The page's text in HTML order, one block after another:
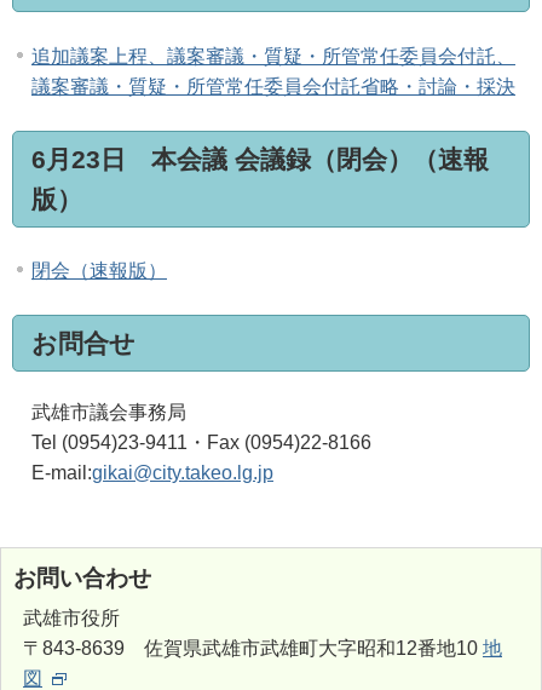
追加議案上程、議案審議・質疑・所管常任委員会付託、
議案審議・質疑・所管常任委員会付託省略・討論・採決
6月23日 本会議 会議録（閉会）（速報
版）
閉会（速報版）
お問合せ
武雄市議会事務局
Tel (0954)23-9411・Fax (0954)22-8166
E-mail:gikai@city.takeo.lg.jp
お問い合わせ
武雄市役所
〒843-8639 佐賀県武雄市武雄町大字昭和12番地10 地
図